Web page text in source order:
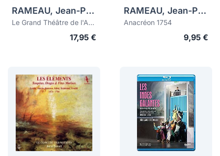
RAMEAU, Jean-Philippe (1683-1764)
Le Grand Théâtre de l'Amour
17,95 €
RAMEAU, Jean-Philippe (1683-1764)
Anacréon 1754
9,95 €